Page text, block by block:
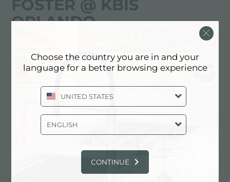
PROJETS
FOSTER @ KBIS
ORLANDO
Geoluxe choisit Foster pour
présenter ses projets.
SCG) présentera au Kbis de nouvelles versions de
sa pierre Pyrolithic®, un matériau innovant qui
possède la noble beauté du marbre naturel et des
performances techniques supérieures.
Choose the country you are in and your
language for a better browsing experience
UNITED STATES
ENGLISH
CONTINUE